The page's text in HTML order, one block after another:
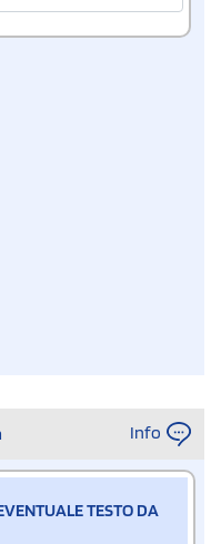
Info
TESTO DA